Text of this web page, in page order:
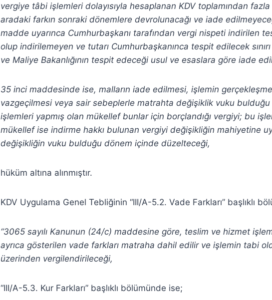
vergiye tâbi işlemleri dolayısıyla hesaplanan KDV toplamından fazla
aradaki farkın sonraki dönemlere devrolunacağı ve iade
madde uyarınca Cumhurbaşkanı tarafından vergi nispeti indirilen
olup indirilemeyen ve tutarı Cumhurbaşkanınca tespit edilecek
ve Maliye Bakanlığının tespit edeceği usul ve esaslara göre iade
35 inci maddesinde ise, malların iade edilmesi, işlemin
vazgeçilmesi veya sair sebeplerle matrahta değişiklik vuku
işlemleri yapmış olan mükellef bunlar için borçlandığı vergiyi; bu
mükellef ise indirme hakkı bulunan vergiyi değişikliğin mahiyetine
değişikliğin vuku bulduğu dönem içinde düzelteceği,
hüküm altına alınmıştır.
KDV Uygulama Genel Tebliğinin “III/A-5.2. Vade Farkları” başlıklı
“3065 sayılı Kanunun (24/c) maddesine göre, teslim ve hizmet
ayrıca gösterilen vade farkları matraha dahil edilir ve işlemin tabi
üzerinden vergilendirileceği,
“III/A-5.3. Kur Farkları” başlıklı bölümünde ise;